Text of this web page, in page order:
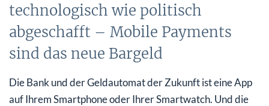
technologisch wie politisch
abgeschafft – Mobile Payments
sind das neue Bargeld
Die Bank und der Geldautomat der Zukunft ist eine App
auf Ihrem Smartphone oder Ihrer Smartwatch. Und die